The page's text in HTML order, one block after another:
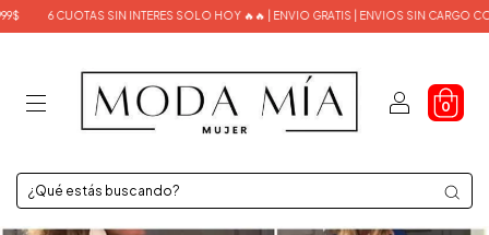
6 CUOTAS SIN INTERES SOLO HOY 🔥🔥 | ENVIO GRATIS | ENVIOS SIN CARGO
0